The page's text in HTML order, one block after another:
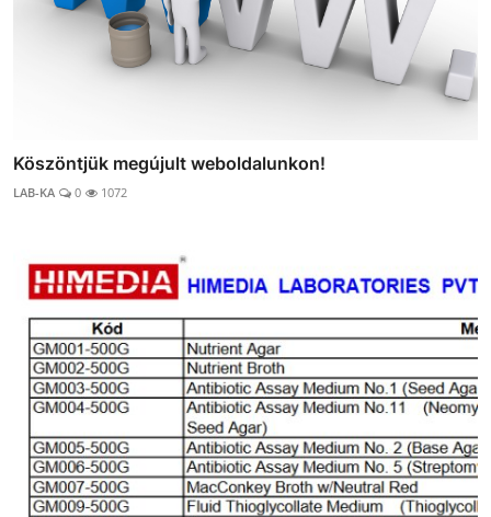
Köszöntjük megújult weboldalunkon!
LAB-KA 0 1072